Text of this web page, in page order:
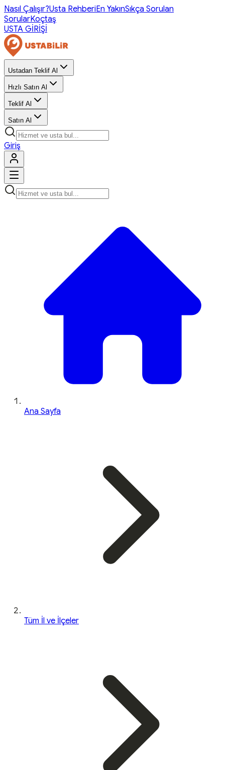
Nasıl Çalışır?Usta RehberiEn YakınSıkça Sorulan
SorularKoçtaş
USTA GİRİŞİ
Ustadan Teklif Al
Hızlı Satın Al
Teklif Al
Satın Al
Giriş
Ana Sayfa
Tüm İl ve İlçeler